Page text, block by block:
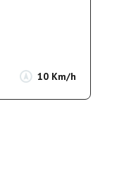
10 Km/h